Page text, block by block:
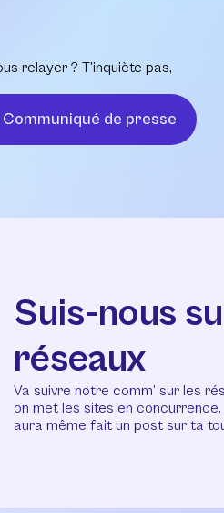
relayer ? T’inquiète pas,
Communiqué de presse
Suis-nous
réseaux
Va suivre notre comm’ sur les
on met les sites en
aura même fait un post sur ta